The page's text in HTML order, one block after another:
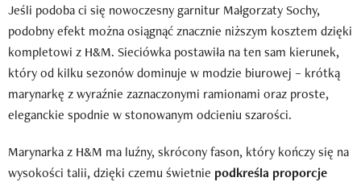
Jeśli podoba ci się nowoczesny garnitur Małgorzaty Sochy,
podobny efekt można osiągnąć znacznie niższym kosztem dzięki
kompletowi z H&M. Sieciówka postawiła na ten sam kierunek,
który od kilku sezonów dominuje w modzie biurowej – krótką
marynarkę z wyraźnie zaznaczonymi ramionami oraz proste,
eleganckie spodnie w stonowanym odcieniu szarości.
Marynarka z H&M ma luźny, skrócony fason, który kończy się na
wysokości talii, dzięki czemu świetnie podkreśla proporcje